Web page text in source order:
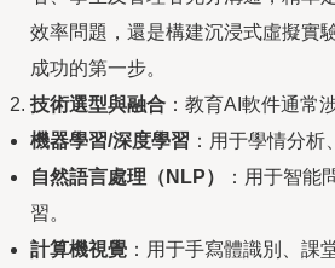
效率問題，還是構建沉浸式虛擬實
成功的第一步。
技術選型與融合 ：教育AI軟件通常
機器學習/深度學習 ：用于學情分析
自然語言處理（NLP）
：用于智能
習。
計算機視覺 ：用于手寫體識別、課